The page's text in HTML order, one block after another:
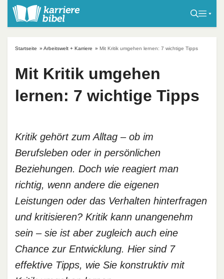
Startseite » Arbeitswelt + Karriere » Mit Kritik umgehen lernen: 7 wichtige Tipps
Mit Kritik umgehen
lernen: 7 wichtige Tipps
Kritik gehört zum Alltag – ob im
Berufsleben oder in persönlichen
Beziehungen. Doch wie reagiert man
richtig, wenn andere die eigenen
Leistungen oder das Verhalten hinterfragen
und kritisieren? Kritik kann unangenehm
sein – sie ist aber zugleich auch eine
Chance zur Entwicklung. Hier sind 7
effektive Tipps, wie Sie konstruktiv mit